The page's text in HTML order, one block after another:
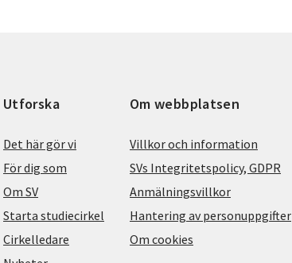
Utforska
Det här gör vi
För dig som
Om SV
Starta studiecirkel
Cirkelledare
Om webbplatsen
Villkor och information
SVs Integritetspolicy, GDPR
Anmälningsvillkor
Hantering av personuppgifter
Om cookies